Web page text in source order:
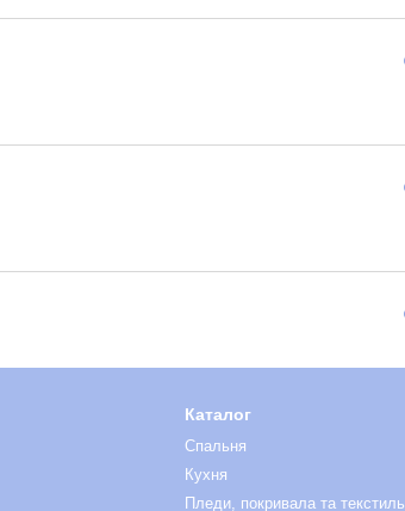
Каталог
Спальня
Кухня
Пледи, покривала та текстиль